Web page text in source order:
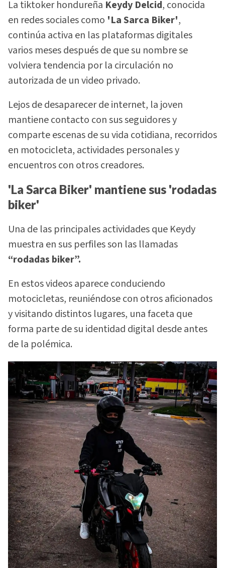
La tiktoker hondureña Keydy Delcid, conocida
en redes sociales como 'La Sarca Biker',
continúa activa en las plataformas digitales
varios meses después de que su nombre se
volviera tendencia por la circulación no
autorizada de un video privado.
Lejos de desaparecer de internet, la joven
mantiene contacto con sus seguidores y
comparte escenas de su vida cotidiana, recorridos
en motocicleta, actividades personales y
encuentros con otros creadores.
'La Sarca Biker' mantiene sus 'rodadas
biker'
Una de las principales actividades que Keydy
muestra en sus perfiles son las llamadas
“rodadas biker”.
En estos videos aparece conduciendo
motocicletas, reuniéndose con otros aficionados
y visitando distintos lugares, una faceta que
forma parte de su identidad digital desde antes
de la polémica.